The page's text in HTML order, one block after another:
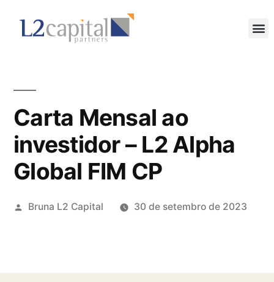
Carta Mensal ao
investidor – L2 Alpha
Global FIM CP
Bruna L2 Capital 30 de setembro de 2023